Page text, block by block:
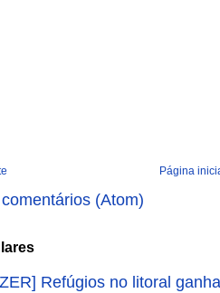
Página
(Atom)
Refúgios no litoral